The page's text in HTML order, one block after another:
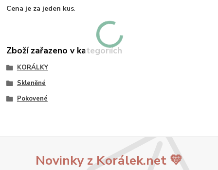
Cena je za jeden kus.
Zboží zařazeno v kategoriích
KORÁLKY
Skleněné
Pokovené
Novinky z Korálek.net 💛